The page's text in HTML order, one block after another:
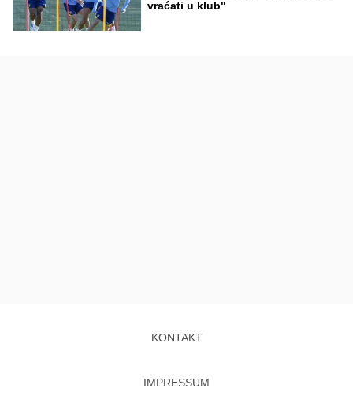
vraćati u klub"
KONTAKT
IMPRESSUM